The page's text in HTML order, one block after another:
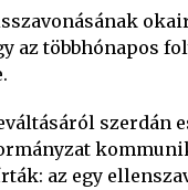
az többhónapos
szerdán
az egy